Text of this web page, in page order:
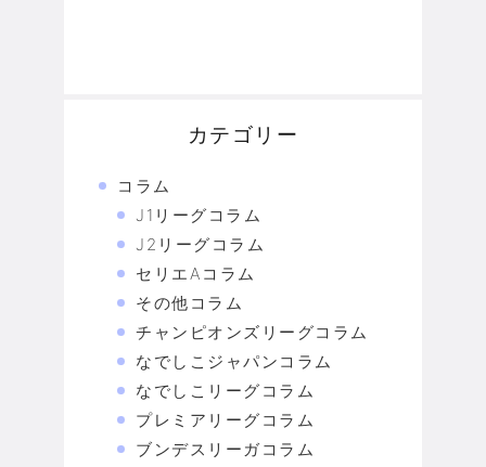
カテゴリー
コラム
J1リーグコラム
J2リーグコラム
セリエAコラム
その他コラム
チャンピオンズリーグコラム
なでしこジャパンコラム
なでしこリーグコラム
プレミアリーグコラム
ブンデスリーガコラム